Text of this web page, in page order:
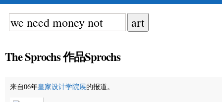
The Sprochs 作品Sprochs
来自06年皇家设计学院展的报道。